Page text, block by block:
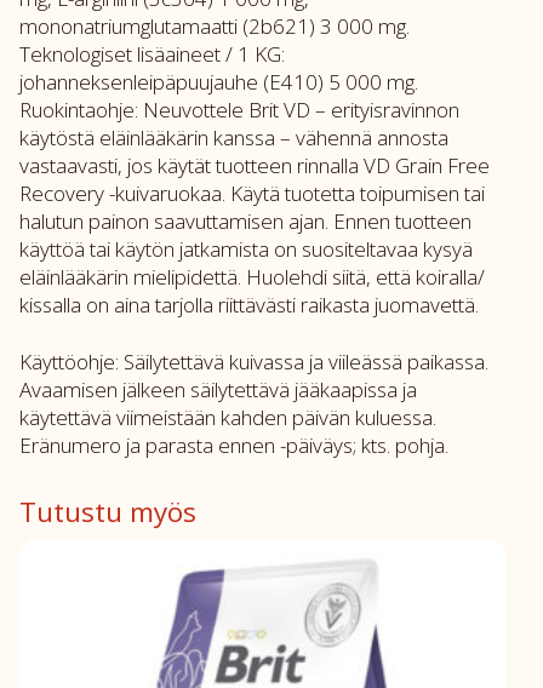
mononatriumglutamaatti (2b621) 3 000 mg.
Teknologiset lisäaineet / 1 KG:
johanneksenleipäpuujauhe (E410) 5 000 mg.
Ruokintaohje: Neuvottele Brit VD – erityisravinnon
käytöstä eläinlääkärin kanssa – vähennä annosta
vastaavasti, jos käytät tuotteen rinnalla VD Grain Free
Recovery -kuivaruokaa. Käytä tuotetta toipumisen tai
halutun painon saavuttamisen ajan. Ennen tuotteen
käyttöä tai käytön jatkamista on suositeltavaa kysyä
eläinlääkärin mielipidettä. Huolehdi siitä, että koiralla/
kissalla on aina tarjolla riittävästi raikasta juomavettä.
Käyttöohje: Säilytettävä kuivassa ja viileässä paikassa.
Avaamisen jälkeen säilytettävä jääkaapissa ja
käytettävä viimeistään kahden päivän kuluessa.
Eränumero ja parasta ennen -päiväys; kts. pohja.
Tutustu myös